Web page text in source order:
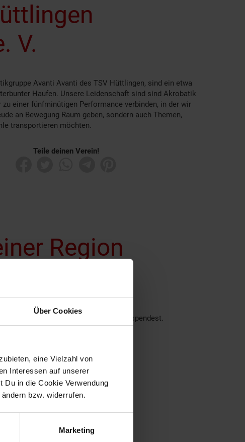
Über Cookies
eine Vielzahl von
Interessen auf unserer
Du in die Cookie Verwendung
ändern bzw. widerrufen.
Marketing
V.
Avanti Avanti des TSV Hüttlingen, sind ein etwa
Haufen. Unsere Leidenschaft sind sind Akrobatik
zu einer fünfminütigen Performance verbinden, in der wir
an Bewegung Raum geben, sondern auch Themen,
transportieren möchten.
Teile deinen Verein!
Region
sich über deine Unterstützung.
oder dein Pfand am Pfandautomaten spendest.
heraus: